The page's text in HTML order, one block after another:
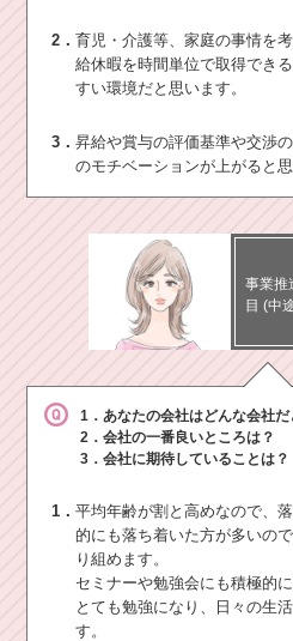
2．育児・介護等、家庭の事情を
給休暇を時間単位で取得でき
すい環境だと思います。
3．昇給や賞与の評価基準や交渉
のモチベーションが上がると思
事業推
目 (中
1．あなたの会社はどんな会社だ
2．会社の一番良いところは？
3．会社に期待していることは？
1．平均年齢が割と高めなので、
的にも落ち着いた方が多いの
り組めます。
セミナーや勉強会にも積極的
とても勉強になり、日々の生
す。